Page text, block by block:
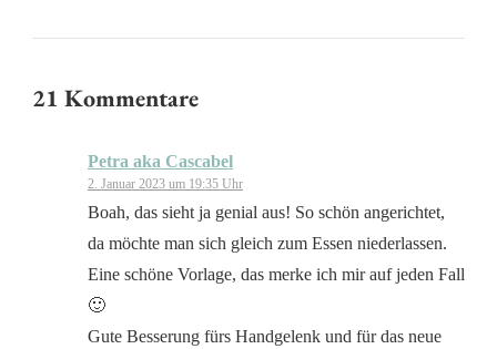
21 Kommentare
Petra aka Cascabel
2. Januar 2023 um 19:35 Uhr
Boah, das sieht ja genial aus! So schön angerichtet,
da möchte man sich gleich zum Essen niederlassen.
Eine schöne Vorlage, das merke ich mir auf jeden Fall
🙂
Gute Besserung fürs Handgelenk und für das neue